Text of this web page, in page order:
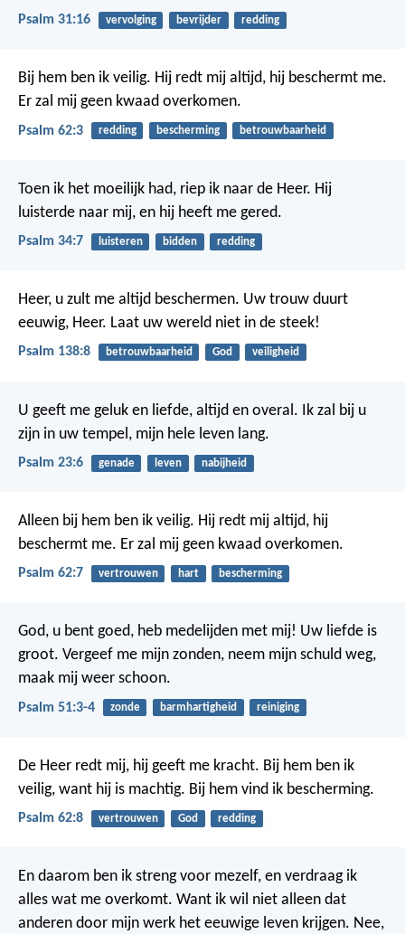
Psalm 31:16 vervolging bevrijder redding
Bij hem ben ik veilig. Hij redt mij altijd, hij beschermt me.
Er zal mij geen kwaad overkomen.
Psalm 62:3 redding bescherming betrouwbaarheid
Toen ik het moeilijk had, riep ik naar de Heer. Hij
luisterde naar mij, en hij heeft me gered.
Psalm 34:7 luisteren bidden redding
Heer, u zult me altijd beschermen. Uw trouw duurt
eeuwig, Heer. Laat uw wereld niet in de steek!
Psalm 138:8 betrouwbaarheid God veiligheid
U geeft me geluk en liefde, altijd en overal. Ik zal bij u
zijn in uw tempel, mijn hele leven lang.
Psalm 23:6 genade leven nabijheid
Alleen bij hem ben ik veilig. Hij redt mij altijd, hij
beschermt me. Er zal mij geen kwaad overkomen.
Psalm 62:7 vertrouwen hart bescherming
God, u bent goed, heb medelijden met mij! Uw liefde is
groot. Vergeef me mijn zonden, neem mijn schuld weg,
maak mij weer schoon.
Psalm 51:3-4 zonde barmhartigheid reiniging
De Heer redt mij, hij geeft me kracht. Bij hem ben ik
veilig, want hij is machtig. Bij hem vind ik bescherming.
Psalm 62:8 vertrouwen God redding
En daarom ben ik streng voor mezelf, en verdraag ik
alles wat me overkomt. Want ik wil niet alleen dat
anderen door mijn werk het eeuwige leven krijgen. Nee,